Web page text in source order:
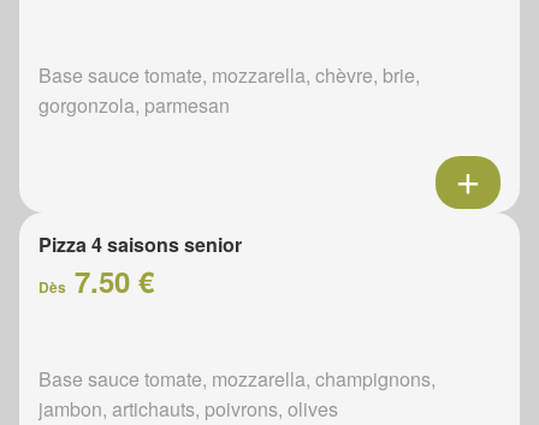
Base sauce tomate, mozzarella, chèvre, brie,
gorgonzola, parmesan
Pizza 4 saisons senior
Dès 7.50 €
Base sauce tomate, mozzarella, champignons,
jambon, artichauts, poivrons, olives